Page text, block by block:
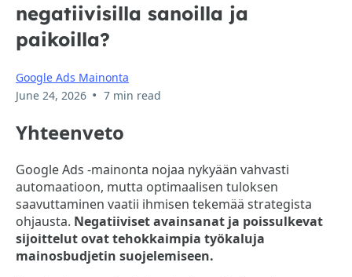
negatiivisilla sanoilla ja
paikoilla?
Google Ads Mainonta
June 24, 2026 • 7 min read
Yhteenveto
Google Ads -mainonta nojaa nykyään vahvasti
automaatioon, mutta optimaalisen tuloksen
saavuttaminen vaatii ihmisen tekemää strategista
ohjausta. Negatiiviset avainsanat ja poissulkevat
sijoittelut ovat tehokkaimpia työkaluja
mainosbudjetin suojelemiseen.